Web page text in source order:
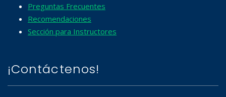
Preguntas Frecuentes
Recomendaciones
Sección para Instructores
¡Contáctenos!